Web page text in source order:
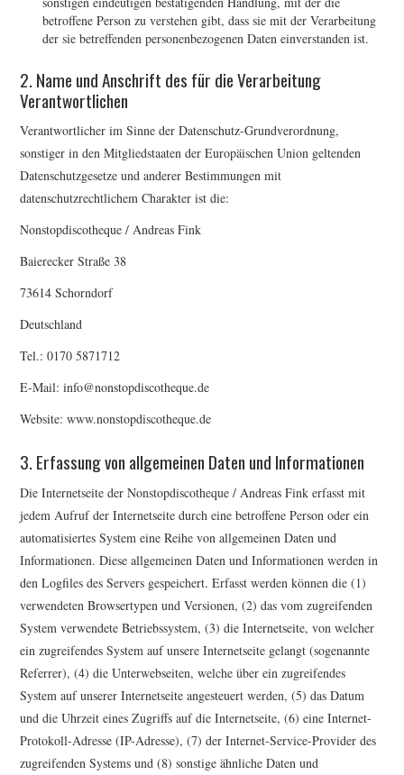
betroffene Person zu verstehen gibt, dass sie mit der Verarbeitung
der sie betreffenden personenbezogenen Daten einverstanden ist.
2. Name und Anschrift des für die Verarbeitung
Verantwortlichen
Verantwortlicher im Sinne der Datenschutz-Grundverordnung,
sonstiger in den Mitgliedstaaten der Europäischen Union geltenden
Datenschutzgesetze und anderer Bestimmungen mit
datenschutzrechtlichem Charakter ist die:
Nonstopdiscotheque / Andreas Fink
Baierecker Straße 38
73614 Schorndorf
Deutschland
Tel.: 0170 5871712
E-Mail: info@nonstopdiscotheque.de
Website: www.nonstopdiscotheque.de
3. Erfassung von allgemeinen Daten und Informationen
Die Internetseite der Nonstopdiscotheque / Andreas Fink erfasst mit
jedem Aufruf der Internetseite durch eine betroffene Person oder ein
automatisiertes System eine Reihe von allgemeinen Daten und
Informationen. Diese allgemeinen Daten und Informationen werden in
den Logfiles des Servers gespeichert. Erfasst werden können die (1)
verwendeten Browsertypen und Versionen, (2) das vom zugreifenden
System verwendete Betriebssystem, (3) die Internetseite, von welcher
ein zugreifendes System auf unsere Internetseite gelangt (sogenannte
Referrer), (4) die Unterwebseiten, welche über ein zugreifendes
System auf unserer Internetseite angesteuert werden, (5) das Datum
und die Uhrzeit eines Zugriffs auf die Internetseite, (6) eine Internet-
Protokoll-Adresse (IP-Adresse), (7) der Internet-Service-Provider des
zugreifenden Systems und (8) sonstige ähnliche Daten und